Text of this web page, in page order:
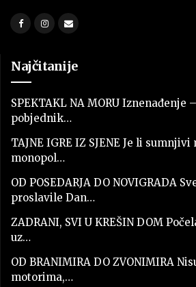
Najčitanije
SPEKTAKL NA MORU Iznenađenje
pobjednik…
TAJNE IGRE IZ SJENE Je li
monopol…
OD POSEDARJA DO NOVIGRADA
proslavile Dan…
ZADRANI, SVI U KREŠIN DOM
uz…
OD BRANIMIRA DO ZVONIMIRA
motorima,…